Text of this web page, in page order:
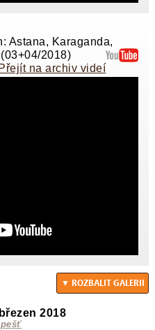
Astana, Karaganda,
2018)
Přejít na archiv videí
2018